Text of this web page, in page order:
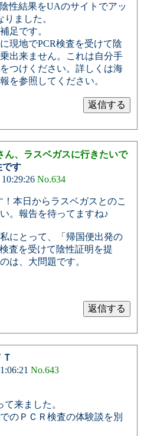
性結果をUAのサイトでアッ
ました。
足です。
現地でPCR検査を受けて陰
出来ません。これは自分手
つけください。詳しくは海
を参照してください。
ん、ラスベガスに行きたいで
です
No.634
本日からラスベガスとのこ
。報告を待ってますね♪
にとって、「帰国便出発の
査を受けて陰性証明を提
は、大問題です。
Ｔ
No.643
来ました。
のＰＣＲ検査の体験談を別